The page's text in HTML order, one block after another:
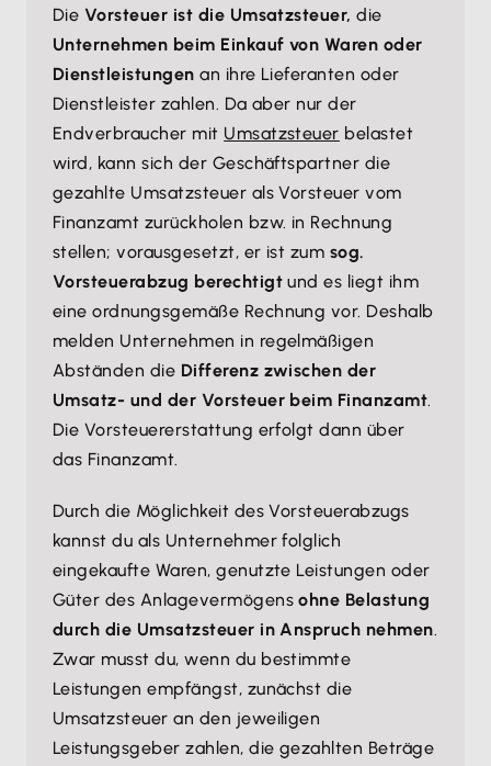
Die Vorsteuer ist die Umsatzsteuer,die
Unternehmen beim Einkauf von Waren oder
Dienstleistungenan ihre Lieferanten oder
Dienstleister zahlen. Da aber nur der
Endverbraucher mit Umsatzsteuer belastet
wird, kann sich der Geschäftspartner die
gezahlte Umsatzsteuer als Vorsteuer vom
Finanzamt zurückholen bzw. in Rechnung
stellen; vorausgesetzt, er ist zum sog.
Vorsteuerabzug berechtigt und es liegt ihm
eine ordnungsgemäße Rechnung vor. Deshalb
melden Unternehmen in regelmäßigen
Abständen die Differenz zwischen der
Umsatz- und der Vorsteuer beim Finanzamt.
Die Vorsteuererstattung erfolgt dann über
das Finanzamt.
Durch die Möglichkeit des Vorsteuerabzugs
kannst du als Unternehmer folglich
eingekaufte Waren, genutzte Leistungen oder
Güter des Anlagevermögensohne Belastung
durch die Umsatzsteuer in Anspruch nehmen.
Zwar musst du, wenn du bestimmte
Leistungen empfängst, zunächst die
Umsatzsteuer an den jeweiligen
Leistungsgeber zahlen, die gezahlten Beträge